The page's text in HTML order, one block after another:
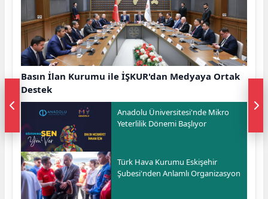
Basın İlan Kurumu ile İŞKUR'dan Medyaya Ortak
Destek
Anadolu Üniversitesi'nde Mikro
Yeterlilik Dönemi Başlıyor
Türk Hava Kurumu Eskişehir
Şubesi'nden Anlamlı Organizasyon